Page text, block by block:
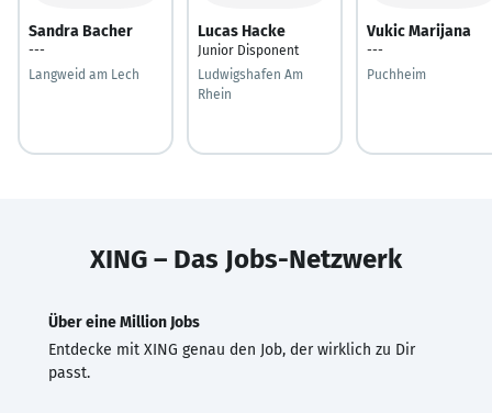
Sandra Bacher
---
Langweid am Lech
Lucas Hacke
Junior Disponent
Ludwigshafen Am
Rhein
Vukic Marijana
---
Puchheim
XING – Das Jobs-Netzwerk
Über eine Million Jobs
Entdecke mit XING genau den Job, der wirklich zu Dir
passt.